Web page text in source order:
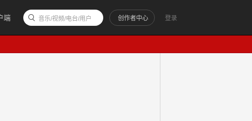
端 登录
创作者中心
音乐/视频/电台/用户